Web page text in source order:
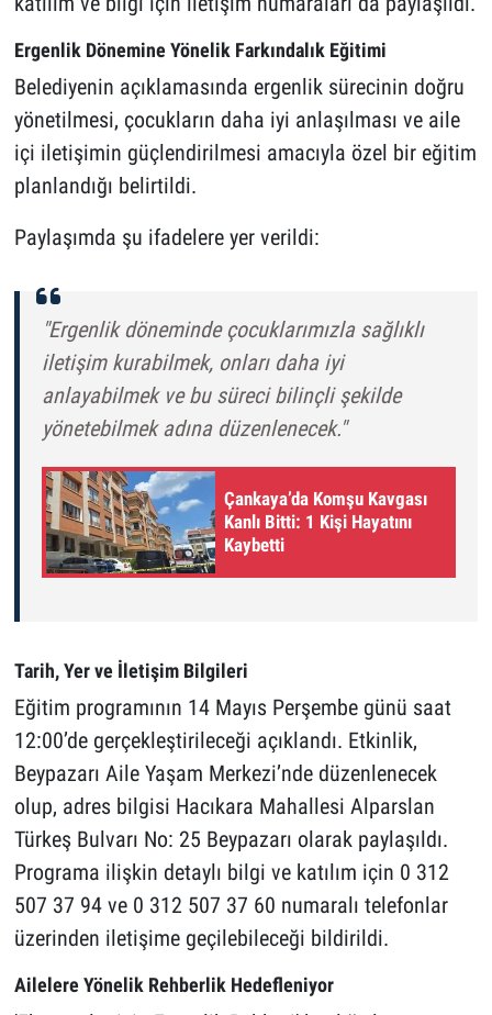
Ergenlik Dönemine Yönelik Farkındalık Eğitimi
Belediyenin açıklamasında ergenlik sürecinin doğru
yönetilmesi, çocukların daha iyi anlaşılması ve aile
içi iletişimin güçlendirilmesi amacıyla özel bir eğitim
planlandığı belirtildi.
Paylaşımda şu ifadelere yer verildi:
"Ergenlik döneminde çocuklarımızla sağlıklı
iletişim kurabilmek, onları daha iyi
anlayabilmek ve bu süreci bilinçli şekilde
yönetebilmek adına düzenlenecek."
Çankaya’da Komşu Kavgası
Kanlı Bitti: 1 Kişi Hayatını
Kaybetti
Tarih, Yer ve İletişim Bilgileri
Eğitim programının 14 Mayıs Perşembe günü saat
12:00’de gerçekleştirileceği açıklandı. Etkinlik,
Beypazarı Aile Yaşam Merkezi’nde düzenlenecek
olup, adres bilgisi Hacıkara Mahallesi Alparslan
Türkeş Bulvarı No: 25 Beypazarı olarak paylaşıldı.
Programa ilişkin detaylı bilgi ve katılım için 0 312
507 37 94 ve 0 312 507 37 60 numaralı telefonlar
üzerinden iletişime geçilebileceği bildirildi.
Ailelere Yönelik Rehberlik Hedefleniyor